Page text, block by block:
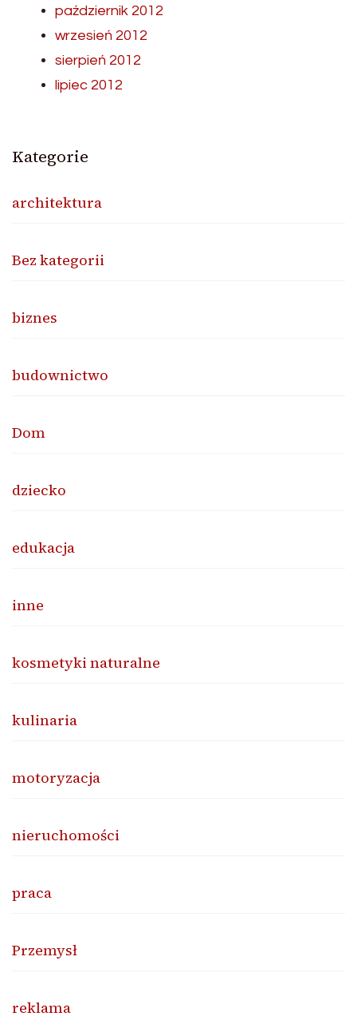
październik 2012
wrzesień 2012
sierpień 2012
lipiec 2012
Kategorie
architektura
Bez kategorii
biznes
budownictwo
Dom
dziecko
edukacja
inne
kosmetyki naturalne
kulinaria
motoryzacja
nieruchomości
praca
Przemysł
reklama